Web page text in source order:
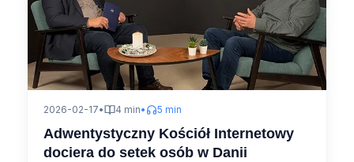
2026-02-17• 4 min• 5 min
Adwentystyczny Kościół Internetowy
dociera do setek osób w Danii